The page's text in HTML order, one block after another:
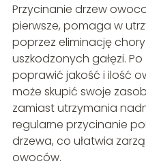
Przycinanie drzew
pierwsze, pomaga w
poprzez eliminację
uszkodzonych gałęzi.
poprawić jakość i ilość
może skupić swoje
zamiast utrzymania
regularne przycinanie
drzewa, co ułatwia
owoców.